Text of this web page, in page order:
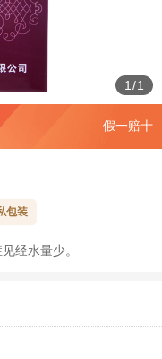
1 /1
假一赔十
包装
经水量少。